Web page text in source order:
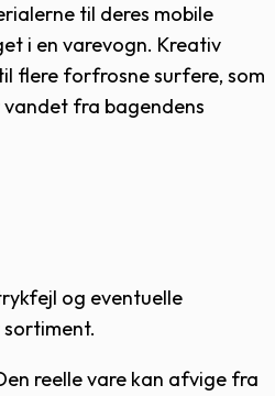
til deres mobile
i en varevogn. Kreativ
flere forfrosne surfere, som
fra bagendens
og eventuelle
reelle vare kan afvige fra